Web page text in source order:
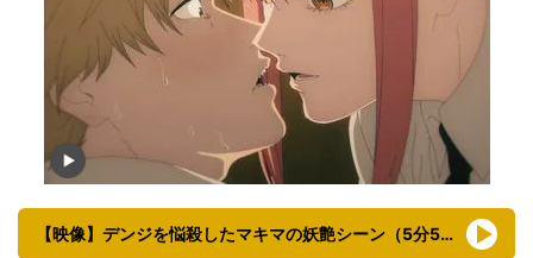
【映像】デンジを悩殺したマキマの妖艶シーン（5分50秒ごろ～）